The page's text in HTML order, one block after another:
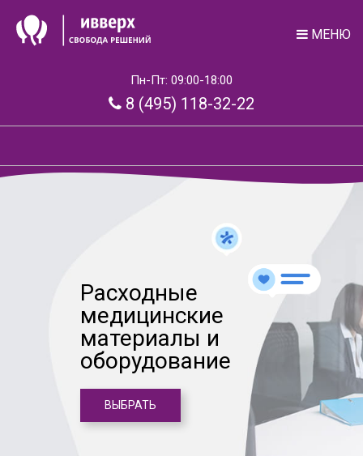
МЕНЮ
Пн-Пт: 09:00-18:00
8 (495) 118-32-22
Расходные
медицинские
материалы и
оборудование
ВЫБРАТЬ